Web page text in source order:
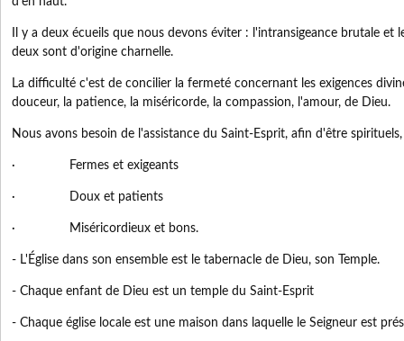
Il y a deux écueils que nous devons éviter : l'intransigeance brutale et
deux sont d'origine charnelle.
La difficulté c'est de concilier la fermeté concernant les exigences
douceur, la patience, la miséricorde, la compassion, l'amour, de Dieu.
Nous avons besoin de l'assistance du Saint-Esprit, afin d'être
· Fermes et exigeants
· Doux et patients
· Miséricordieux et bons.
- L'Église dans son ensemble est le tabernacle de Dieu, son Temple.
- Chaque enfant de Dieu est un temple du Saint-Esprit
- Chaque église locale est une maison dans laquelle le Seigneur est